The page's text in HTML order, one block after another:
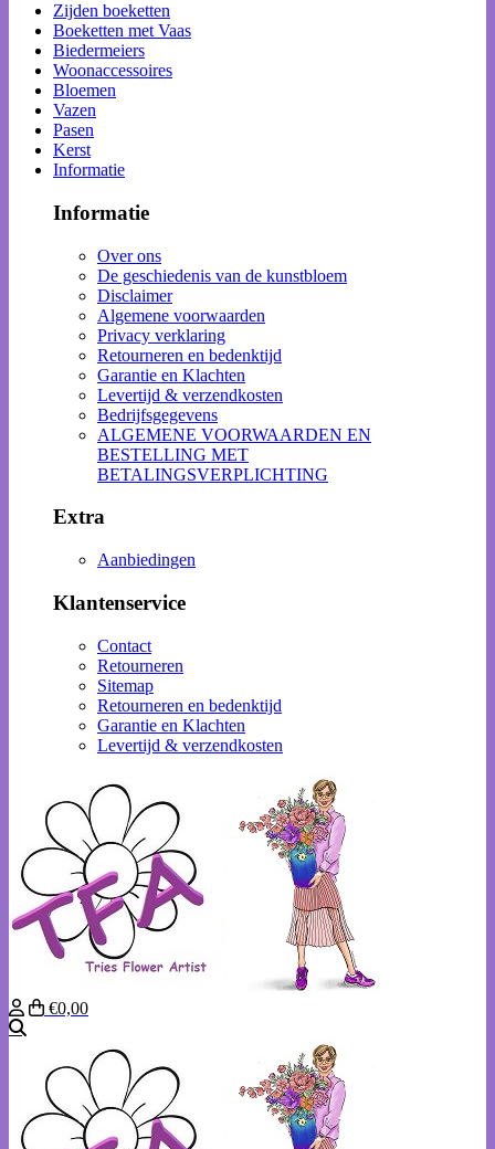
Zijden boeketten
Boeketten met Vaas
Biedermeiers
Woonaccessoires
Bloemen
Vazen
Pasen
Kerst
Informatie
Informatie
Over ons
De geschiedenis van de kunstbloem
Disclaimer
Algemene voorwaarden
Privacy verklaring
Retourneren en bedenktijd
Garantie en Klachten
Levertijd & verzendkosten
Bedrijfsgegevens
ALGEMENE VOORWAARDEN EN
BESTELLING MET
BETALINGSVERPLICHTING
Extra
Aanbiedingen
Klantenservice
Contact
Retourneren
Sitemap
Retourneren en bedenktijd
Garantie en Klachten
Levertijd & verzendkosten
€0,00